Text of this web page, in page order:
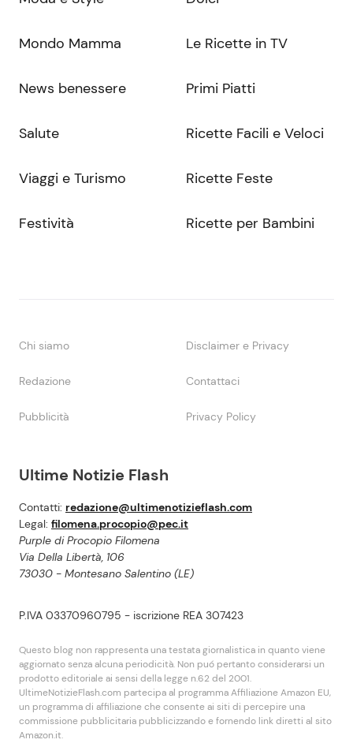
Ultime Notizie Flash
Contatti: redazione@ultimenotizieflash.com
Legal: filomena.procopio@pec.it
Purple di Procopio Filomena
Via Della Libertà, 106
73030 - Montesano Salentino (LE)
P.IVA 03370960795 - iscrizione REA 307423
Questo blog non rappresenta una testata giornalistica in quanto viene
aggiornato senza alcuna periodicità. Non puó pertanto considerarsi un
prodotto editoriale ai sensi della legge n.62 del 2001.
UltimeNotizieFlash.com partecipa al programma Affiliazione Amazon EU,
un programma di affiliazione che consente ai siti di percepire una
commissione pubblicitaria pubblicizzando e fornendo link diretti al sito
Amazon.it.
Mondo Mamma
News benessere
Salute
Viaggi e Turismo
Festività
Le Ricette in TV
Primi Piatti
Ricette Facili e Veloci
Ricette Feste
Ricette per Bambini
Chi siamo Disclaimer e Privacy
Redazione Contattaci
Pubblicità Privacy Policy